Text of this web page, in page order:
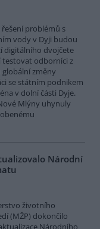
řešení problémů s
vody v Dyji budou
digitálního dvojčete
testovat odborníci z
globální změny
se státním podnikem
v dolní části Dyje.
Mlýny uhynuly
Národní
životního
(MŽP) dokončilo
Národního